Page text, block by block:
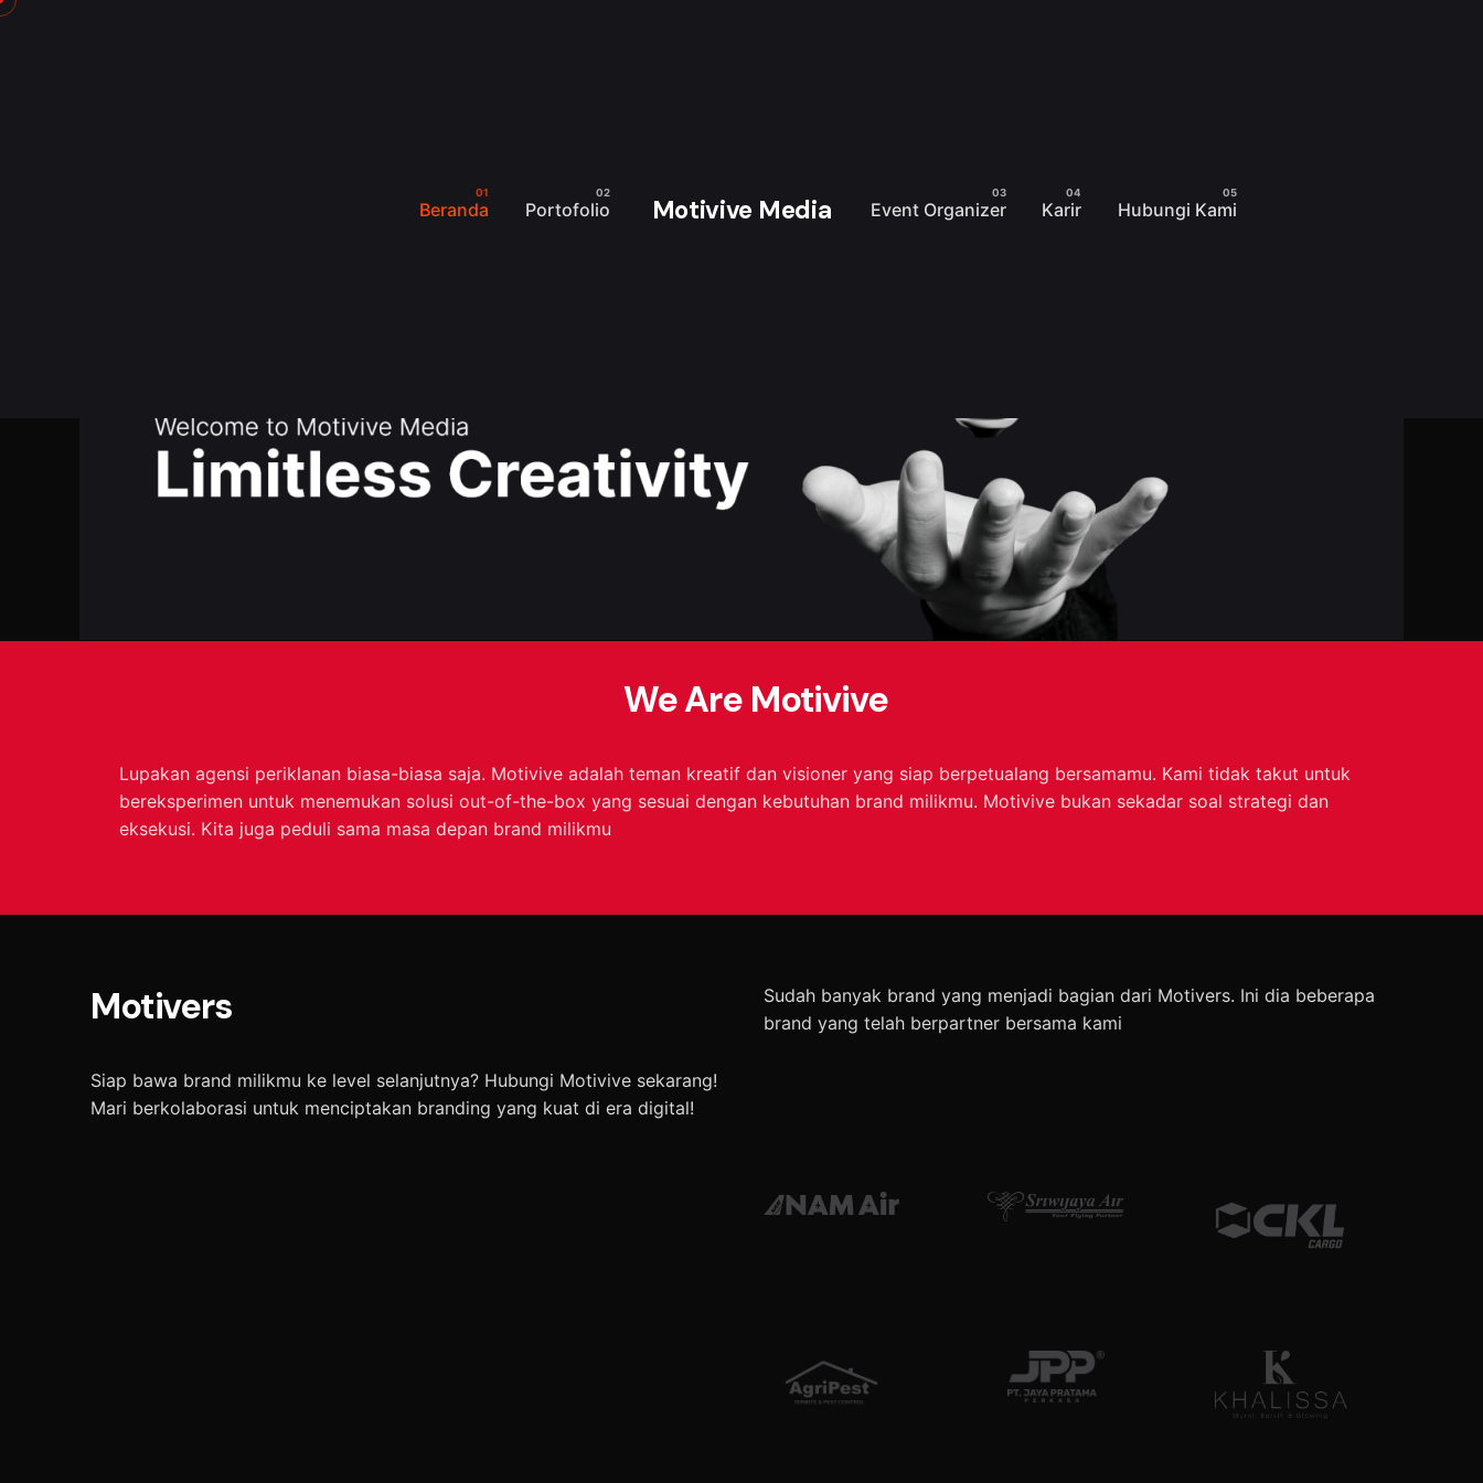
Motivive Media
Beranda Portofolio Event Organizer Karir Hubungi Kami
We Are Motivive
Lupakan agensi periklanan biasa-biasa saja. Motivive adalah teman kreatif dan visioner yang siap berpetualang bersamamu. Kami tidak takut untuk
bereksperimen untuk menemukan solusi out-of-the-box yang sesuai dengan kebutuhan brand milikmu. Motivive bukan sekadar soal strategi dan
eksekusi. Kita juga peduli sama masa depan brand milikmu
Motivers
Siap bawa brand milikmu ke level selanjutnya? Hubungi Motivive sekarang!
Mari berkolaborasi untuk menciptakan branding yang kuat di era digital!
Sudah banyak brand yang menjadi bagian dari Motivers. Ini dia beberapa
brand yang telah berpartner bersama kami